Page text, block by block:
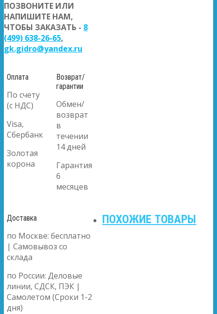
ПОЗВОНИТЕ ИЛИ
НАПИШИТЕ НАМ,
ЧТОБЫ ЗАКАЗАТЬ - 8
(499) 638-26-65,
gk.gidro@yandex.ru
Оплата
По счету
(с НДС)
Visa,
Сбербанк
Золотая
корона
Возврат/
гарантии
Обмен/
возврат
в
течении
14 дней
Гарантия
6
месяцев
Доставка
по Москве: бесплатно
| Самовывоз со
склада
по России: Деловые
линии, СДСК, ПЭК |
Самолетом (Сроки 1-2
дня)
ПОХОЖИЕ ТОВАРЫ